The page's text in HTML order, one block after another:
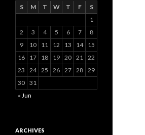
S M T W T F
S
1
2
3 4 5 6 7
8
9
10 11 12 13 14
15
16
17 18 19 20 21 22
23
24 25 26 27 28 29
30 31
« Jun
ARCHIVES